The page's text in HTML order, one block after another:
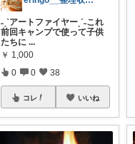
˗ˏˋアートファイヤーˎˊ˗これ
前回キャンプで使って子供
たちに ...
￥ 1,000
0 0 38
コレ いいね